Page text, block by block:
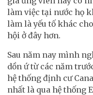
làm việc tại nước họ
làm là yếu tố khác
hội ở đây hơn.
Sau năm nay mình
dồn ứ từ các năm
hệ thống định cư
nhất là qua hệ thống